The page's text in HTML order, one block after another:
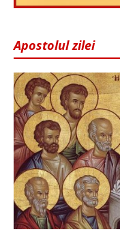
Apostolul zilei